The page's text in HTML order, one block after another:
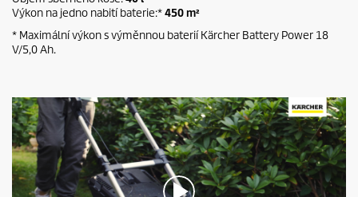
e
o
n
Výkon na jedno nabití baterie:*450 m²
* Maximální výkon s výměnnou baterií Kärcher Battery Power 18
V/5,0 Ah.